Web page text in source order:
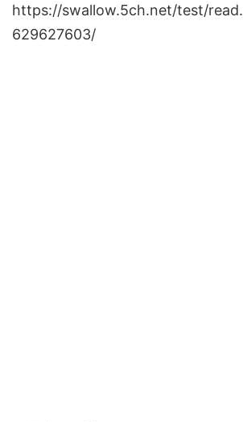
https://swallow.5ch.net/test/
629627603/